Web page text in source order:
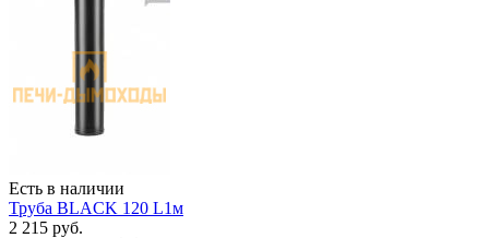
Есть в наличии
Труба BLACK 120 L1м
2 215 руб.